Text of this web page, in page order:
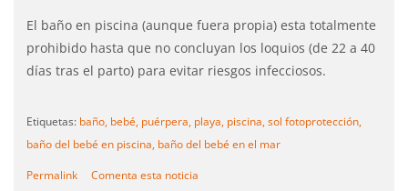
El baño en piscina (aunque fuera propia) esta totalmente
prohibido hasta que no concluyan los loquios (de 22 a 40
días tras el parto) para evitar riesgos infecciosos.
Etiquetas: baño, bebé, puérpera, playa, piscina, sol fotoprotección,
baño del bebé en piscina, baño del bebé en el mar
Permalink Comenta esta noticia